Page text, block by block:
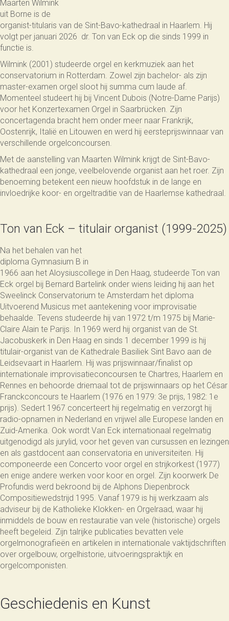
Maarten Wilmink
uit Borne is de
organist-titularis van de Sint-Bavo-kathedraal in Haarlem. Hij
volgt per januari 2026 dr. Ton van Eck op die sinds 1999 in
functie is.
Wilmink (2001) studeerde orgel en kerkmuziek aan het
conservatorium in Rotterdam. Zowel zijn bachelor- als zijn
master-examen orgel sloot hij summa cum laude af.
Momenteel studeert hij bij Vincent Dubois (Notre-Dame Parijs)
voor het Konzertexamen Orgel in Saarbrücken. Zijn
concertagenda bracht hem onder meer naar Frankrijk,
Oostenrijk, Italië en Litouwen en werd hij eersteprijswinnaar van
verschillende orgelconcoursen.
Met de aanstelling van Maarten Wilmink krijgt de Sint-Bavo-
kathedraal een jonge, veelbelovende organist aan het roer. Zijn
benoeming betekent een nieuw hoofdstuk in de lange en
invloedrijke koor- en orgeltraditie van de Haarlemse kathedraal.
Ton van Eck – titulair organist (1999-2025)
Na het behalen van het
diploma Gymnasium B in
1966 aan het Aloysiuscollege in Den Haag, studeerde Ton van
Eck orgel bij Bernard Bartelink onder wiens leiding hij aan het
Sweelinck Conservatorium te Amsterdam het diploma
Uitvoerend Musicus met aantekening voor improvisatie
behaalde. Tevens studeerde hij van 1972 t/m 1975 bij Marie-
Claire Alain te Parijs. In 1969 werd hij organist van de St.
Jacobuskerk in Den Haag en sinds 1 december 1999 is hij
titulair-organist van de Kathedrale Basiliek Sint Bavo aan de
Leidsevaart in Haarlem. Hij was prijswinnaar/finalist op
internationale improvisatieconcoursen te Chartres, Haarlem en
Rennes en behoorde driemaal tot de prijswinnaars op het César
Franckconcours te Haarlem (1976 en 1979: 3e prijs, 1982: 1e
prijs). Sedert 1967 concerteert hij regelmatig en verzorgt hij
radio-opnamen in Nederland en vrijwel alle Europese landen en
Zuid-Amerika. Ook wordt Van Eck internationaal regelmatig
uitgenodigd als jurylid, voor het geven van cursussen en lezingen
en als gastdocent aan conservatoria en universiteiten. Hij
componeerde een Concerto voor orgel en strijkorkest (1977)
en enige andere werken voor koor en orgel. Zijn koorwerk De
Profundis werd bekroond bij de Alphons Diepenbrock
Compositiewedstrijd 1995. Vanaf 1979 is hij werkzaam als
adviseur bij de Katholieke Klokken- en Orgelraad, waar hij
inmiddels de bouw en restauratie van vele (historische) orgels
heeft begeleid. Zijn talrijke publicaties bevatten vele
orgelmonografieën en artikelen in internationale vaktijdschriften
over orgelbouw, orgelhistorie, uitvoeringspraktijk en
orgelcomponisten.
Geschiedenis en Kunst